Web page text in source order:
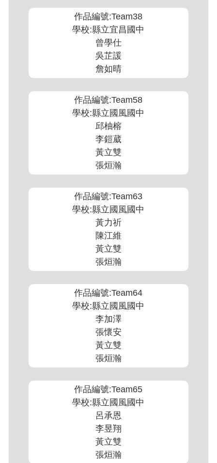
作品編號:Team38
學校:縣立宜昌國中
曾學仕
吳芷諼
詹如晴
作品編號:Team58
學校:縣立國風國中
邱柚榕
李鎧葳
黃立雙
張烜瀚
作品編號:Team63
學校:縣立國風國中
黃力祈
陳江維
黃立雙
張烜瀚
作品編號:Team64
學校:縣立國風國中
李加澤
張懷安
黃立雙
張烜瀚
作品編號:Team65
學校:縣立國風國中
呂承恩
李昱翔
黃立雙
張烜瀚